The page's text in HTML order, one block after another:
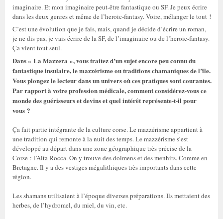
imaginaire. Et mon imaginaire peut-être fantastique ou SF. Je peux écrire
dans les deux genres et même de l’heroic-fantasy. Voire, mélanger le tout !
C’est une évolution que je fais, mais, quand je décide d’écrire un roman,
je ne dis pas, je vais écrire de la SF, de l’imaginaire ou de l’heroic-fantasy.
Ça vient tout seul.
Dans « La Mazzera », vous traitez d’un sujet encore peu connu du
fantastique insulaire, le mazzérisme ou traditions chamaniques de l’île.
Vous plongez le lecteur dans un univers où ces pratiques sont courantes.
Par rapport à votre profession médicale, comment considérez-vous ce
monde des guérisseurs et devins et quel intérêt représente-t-il pour
vous ?
Ça fait partie intégrante de la culture corse. Le mazzérisme appartient à
une tradition qui remonte à la nuit des temps. Le mazzérisme s’est
développé au départ dans une zone géographique très précise de la
Corse : l’Alta Rocca. On y trouve des dolmens et des menhirs. Comme en
Bretagne. Il y a des vestiges mégalithiques très importants dans cette
région.
Les shamans utilisaient à l’époque diverses préparations. Ils mettaient des
herbes, de l’hydromel, du miel, du vin, etc.